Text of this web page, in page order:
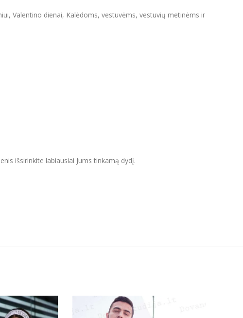
Valentino dienai, Kalėdoms, vestuvėms, vestuvių metinėms ir
išsirinkite labiausiai Jums tinkamą dydį.